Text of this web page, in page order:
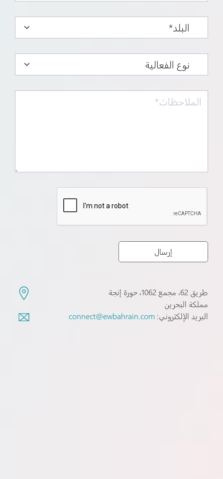
إرسال
طريق 62، مجمع 1062، حورة إنجة
مملكة البحرين
البريد الإلكتروني: connect@ewbahrain.com